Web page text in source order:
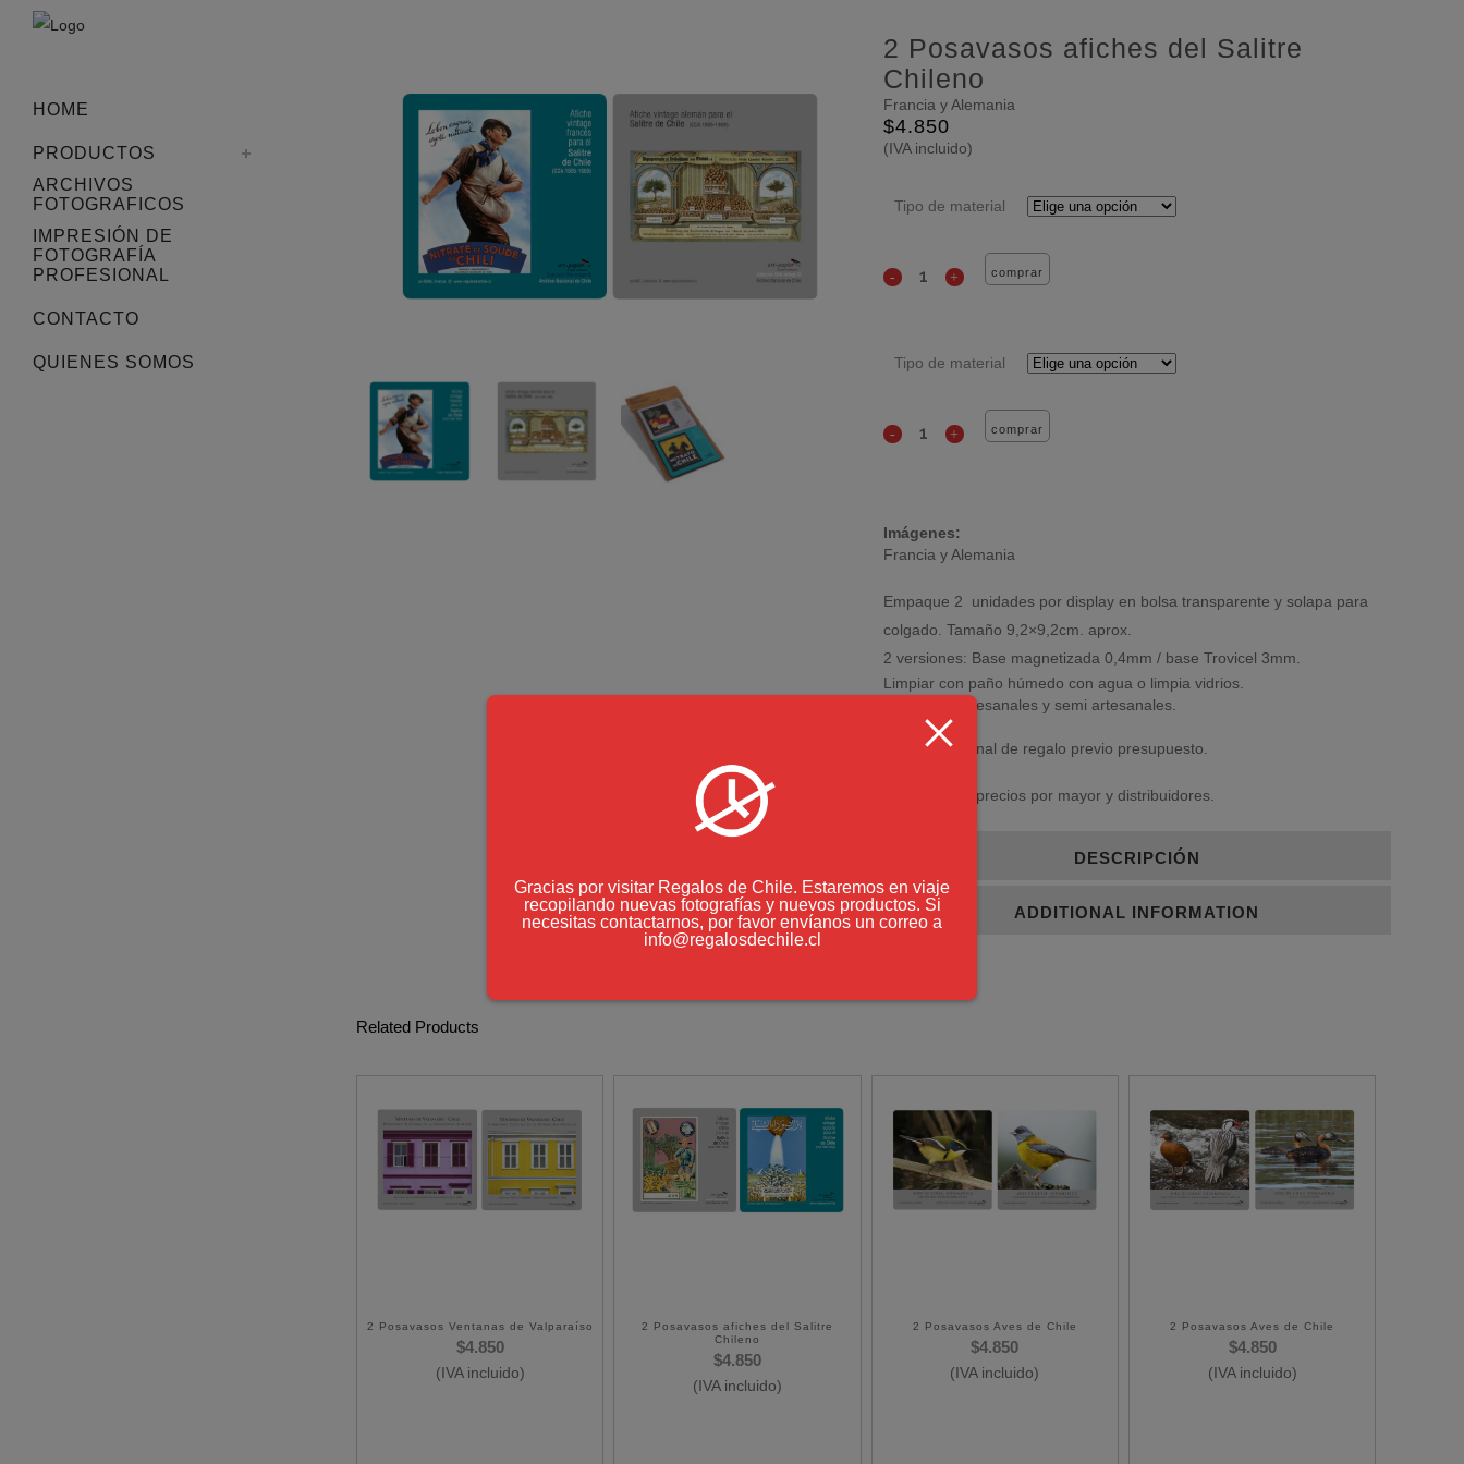
HOME
PRODUCTOS
ARCHIVOS
FOTOGRAFICOS
IMPRESIÓN DE
FOTOGRAFÍA
PROFESIONAL
CONTACTO
QUIENES SOMOS
2 Posavasos afiches del Salitre
Chileno
Francia y Alemania
$4.850
(IVA incluido)
Tipo de material
comprar
Tipo de material
comprar
Imágenes:
Francia y Alemania
Empaque 2 unidades por display en bolsa transparente y solapa para
colgado. Tamaño 9,2×9,2cm. aprox.
2 versiones: Base magnetizada 0,4mm / base Trovicel 3mm.
Limpiar con paño húmedo con agua o limpia vidrios.
Productos artesanales y semi artesanales.
Envase opcional de regalo previo presupuesto.
Consulte por precios por mayor y distribuidores.
DESCRIPCIÓN
ADDITIONAL INFORMATION
Related Products
2 Posavasos Ventanas de Valparaíso
$4.850
(IVA incluido)
2 Posavasos afiches del Salitre
Chileno
$4.850
(IVA incluido)
2 Posavasos Aves de Chile
$4.850
(IVA incluido)
2 Posavasos Aves de Chile
$4.850
(IVA incluido)
Gracias por visitar Regalos de Chile. Estaremos en viaje
recopilando nuevas fotografías y nuevos productos. Si
necesitas contactarnos, por favor envíanos un correo a
info@regalosdechile.cl